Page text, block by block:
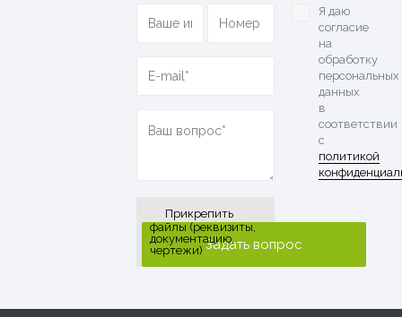
Прикрепить
файлы (реквизиты,
документацию,
чертежи)
Я даю
согласие
на
обработку
персональных
данных
в
соответствии
с
политикой